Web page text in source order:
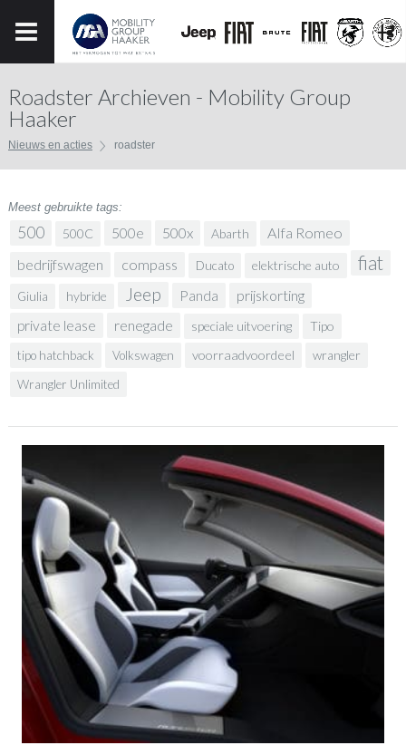
Roadster Archieven - Mobility Group
Haaker
Nieuws en acties roadster
Meest gebruikte tags:
500 500C 500e 500x Abarth
Alfa Romeo
bedrijfswagen
compass Ducato elektrische auto fiat
Giulia hybride Jeep Panda prijskorting
private lease renegade speciale uitvoering Tipo
tipo hatchback Volkswagen voorraadvoordeel wrangler
Wrangler Unlimited